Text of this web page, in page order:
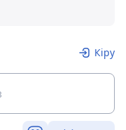
Кіру